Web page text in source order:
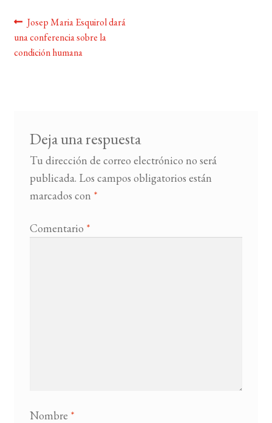
Navegación
de
Anterior:
Josep Maria Esquirol dará
una conferencia sobre la
condición humana
Deja una respuesta
Tu dirección de correo electrónico no será
publicada. Los campos obligatorios están
marcados con *
Comentario *
Nombre *